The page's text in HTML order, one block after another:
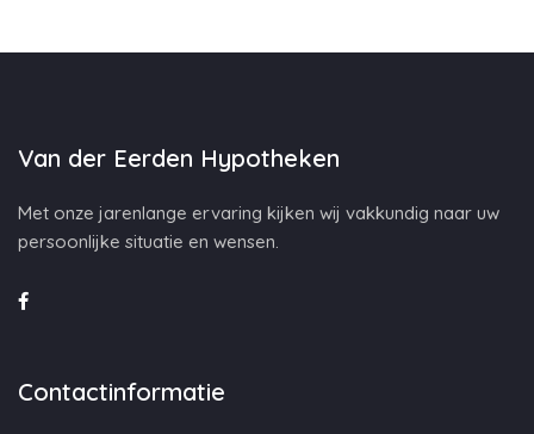
Van der Eerden Hypotheken
Met onze jarenlange ervaring kijken wij vakkundig naar uw
persoonlijke situatie en wensen.
Contactinformatie